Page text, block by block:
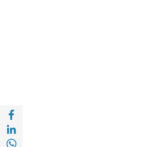
Compartir en with Linkedin
Compartir en with Whatsapp